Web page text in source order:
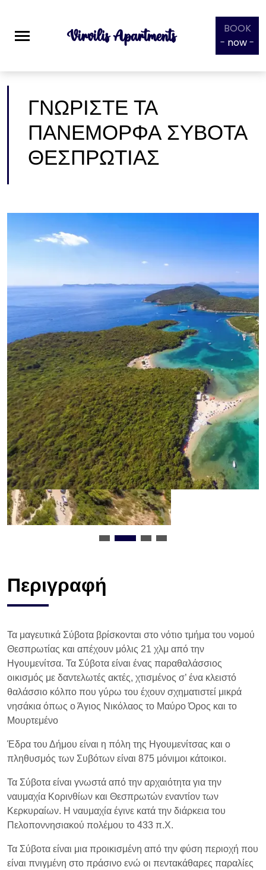
Virvilis Apartments
BOOK
- now-
ΓΝΩΡΙΣΤΕ ΤΑ
ΠΑΝΕΜΟΡΦΑ ΣΥΒΟΤΑ
ΘΕΣΠΡΩΤΙΑΣ
Περιγραφή
Τα μαγευτικά Σύβοτα βρίσκονται στο νότιο τμήμα του νομού
Θεσπρωτίας και απέχουν μόλις 21 χλμ από την
Ηγουμενίτσα. Τα Σύβοτα είναι ένας παραθαλάσσιος
οικισμός με δαντελωτές ακτές, χτισμένος σ’ ένα κλειστό
θαλάσσιο κόλπο που γύρω του έχουν σχηματιστεί μικρά
νησάκια όπως ο Άγιος Νικόλαος το Μαύρο Όρος και το
Μουρτεμένο
Έδρα του Δήμου είναι η πόλη της Ηγουμενίτσας και ο
πληθυσμός των Συβότων είναι 875 μόνιμοι κάτοικοι.
Τα Σύβοτα είναι γνωστά από την αρχαιότητα για την
ναυμαχία Κορινθίων και Θεσπρωτών εναντίον των
Κερκυραίων. Η ναυμαχία έγινε κατά την διάρκεια του
Πελοποννησιακού πολέμου το 433 π.Χ.
Τα Σύβοτα είναι μια προικισμένη από την φύση περιοχή που
είναι πνιγμένη στο πράσινο ενώ οι πεντακάθαρες παραλίες